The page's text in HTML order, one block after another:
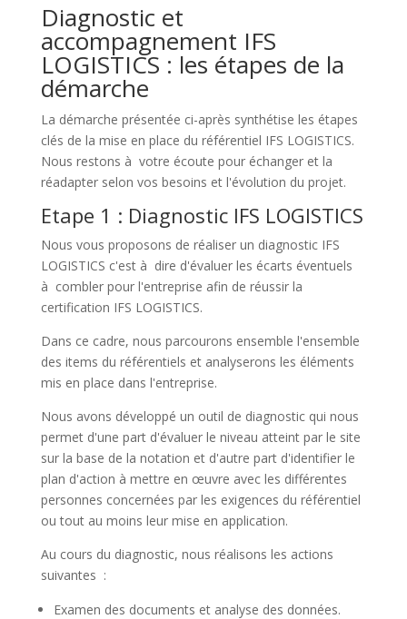
Diagnostic et
accompagnement IFS
LOGISTICS : les étapes de la
démarche
La démarche présentée ci-après synthétise les étapes
clés de la mise en place du référentiel IFS LOGISTICS.
Nous restons à votre écoute pour échanger et la
réadapter selon vos besoins et l'évolution du projet.
Etape 1 : Diagnostic IFS LOGISTICS
Nous vous proposons de réaliser un diagnostic IFS
LOGISTICS c'est à dire d'évaluer les écarts éventuels
à combler pour l'entreprise afin de réussir la
certification IFS LOGISTICS.
Dans ce cadre, nous parcourons ensemble l'ensemble
des items du référentiels et analyserons les éléments
mis en place dans l'entreprise.
Nous avons développé un outil de diagnostic qui nous
permet d'une part d'évaluer le niveau atteint par le site
sur la base de la notation et d'autre part d'identifier le
plan d'action à mettre en œuvre avec les différentes
personnes concernées par les exigences du référentiel
ou tout au moins leur mise en application.
Au cours du diagnostic, nous réalisons les actions
suivantes :
Examen des documents et analyse des données.